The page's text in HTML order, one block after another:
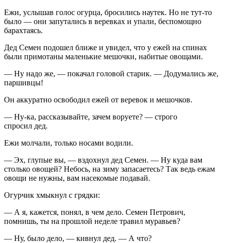
Ежи, услышав голос огурца, бросились наутек. Но не тут-то
было — они запутались в веревках и упали, беспомощно
барахтаясь.
Дед Семен подошел ближе и увидел, что у ежей на спинах
были примотаны маленькие мешочки, набитые овощами.
— Ну надо же, — покачал головой старик. — Додумались же,
паршивцы!
Он аккуратно освободил ежей от веревок и мешочков.
— Ну-ка, рассказывайте, зачем воруете? — строго
спросил дед.
Ежи молчали, только носами водили.
— Эх, глупые вы, — вздохнул дед Семен. — Ну куда вам
столько овощей? Небось, на зиму запасаетесь? Так ведь ежам
овощи не нужны, вам насекомые подавай.
Огурчик хмыкнул с грядки:
— А я, кажется, понял, в чем дело. Семен Петрович,
помнишь, ты на прошлой неделе травил муравьев?
— Ну, было дело, — кивнул дед. — А что?